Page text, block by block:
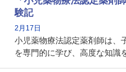
となります。取得要件は多岐
数回ありますが、患者さんに
の証明になる資格と言えます。
験記
2月17日
小児薬物療法認定薬剤師は、
を専門的に学び、高度な知識